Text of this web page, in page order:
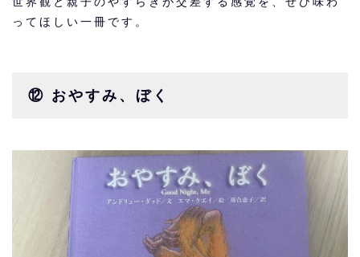
ってほしい一冊です。
⑫ おやすみ、ぼく